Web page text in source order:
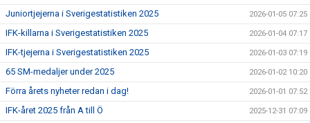
Juniortjejerna i Sverigestatistiken 2025 2026-01-05 07:25
IFK-killarna i Sverigestatistiken 2025 2026-01-04 07:17
IFK-tjejerna i Sverigestatistiken 2025 2026-01-03 07:19
65 SM-medaljer under 2025 2026-01-02 10:20
Förra årets nyheter redan i dag! 2026-01-01 07:52
IFK-året 2025 från A till Ö 2025-12-31 07:09